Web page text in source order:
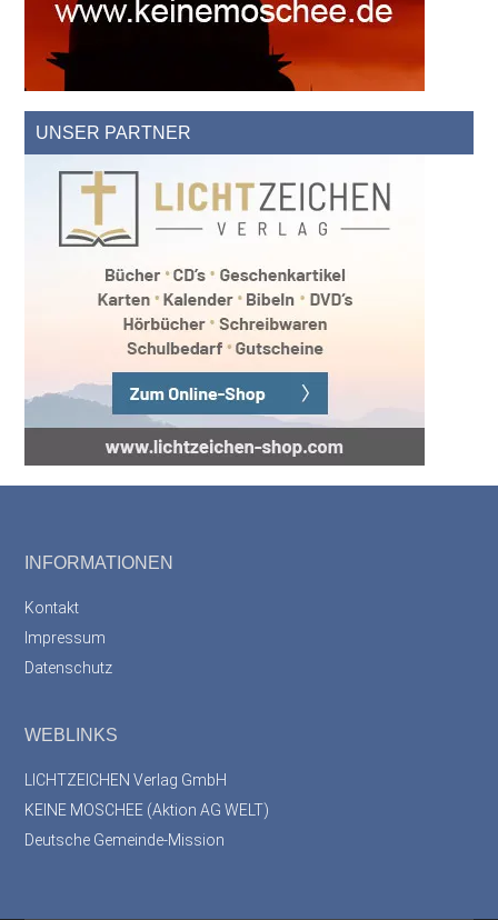
UNSER PARTNER
Footer
INFORMATIONEN
Kontakt
Impressum
Datenschutz
WEBLINKS
LICHTZEICHEN Verlag GmbH
KEINE MOSCHEE (Aktion AG WELT)
Deutsche Gemeinde-Mission